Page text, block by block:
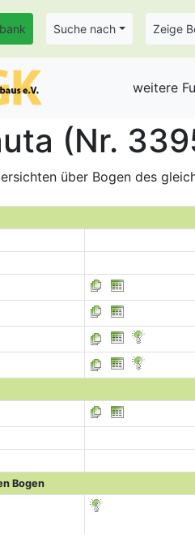
Suche nach Zeige
weitere
(Nr.
über Bogen des
Bogen